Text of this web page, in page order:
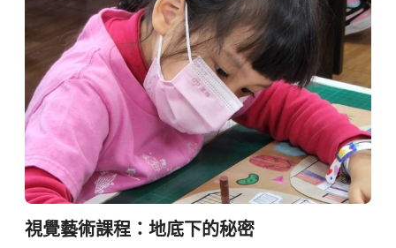
視覺藝術課程：地底下的秘密